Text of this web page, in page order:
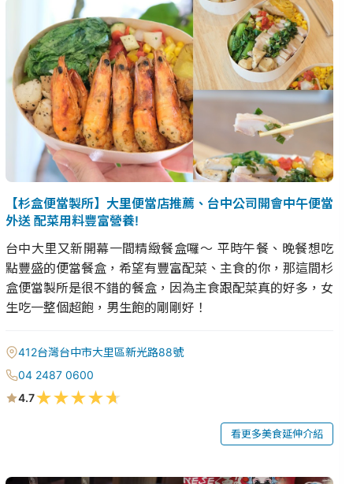
【杉盒便當製所】大里便當店推薦、台中公司開會中午便當
外送 配菜用料豐富營養!
台中大里又新開幕一間精緻餐盒囉～ 平時午餐、晚餐想吃
點豐盛的便當餐盒，希望有豐富配菜、主食的你，那這間杉
盒便當製所是很不錯的餐盒，因為主食跟配菜真的好多，女
生吃一整個超飽，男生飽的剛剛好！
412台灣台中市大里區新光路88號
04 2487 0600
4.7★★★★★
看更多美食延伸介紹